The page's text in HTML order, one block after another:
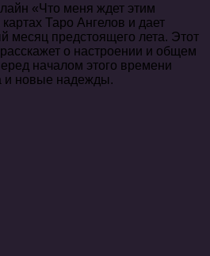
«Что меня ждет этим
Таро Ангелов и дает
месяц предстоящего лета. Этот
о настроении и общем
началом этого времени
и новые надежды.